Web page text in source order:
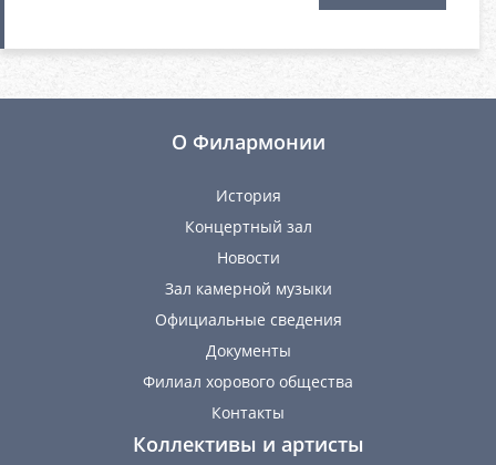
О Филармонии
История
Концертный зал
Новости
Зал камерной музыки
Официальные сведения
Документы
Филиал хорового общества
Контакты
Коллективы и артисты